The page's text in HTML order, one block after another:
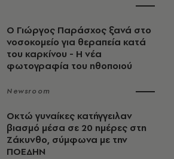
O Γιώργος Παράσχος ξανά στο
νοσοκομείο για θεραπεία κατά
του καρκίνου - Η νέα
φωτογραφία του ηθοποιού
Newsroom
Οκτώ γυναίκες κατήγγειλαν
βιασμό μέσα σε 20 ημέρες στη
Ζάκυνθο, σύμφωνα με την
ΠΟΕΔΗΝ